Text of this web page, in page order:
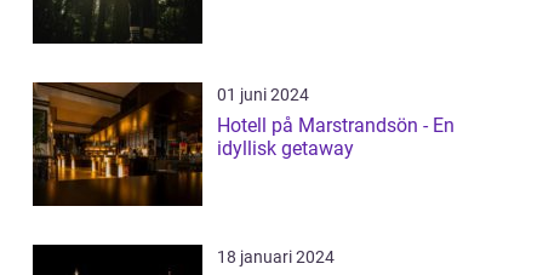
01 juni 2024
Hotell på Marstrandsön - En
idyllisk getaway
18 januari 2024